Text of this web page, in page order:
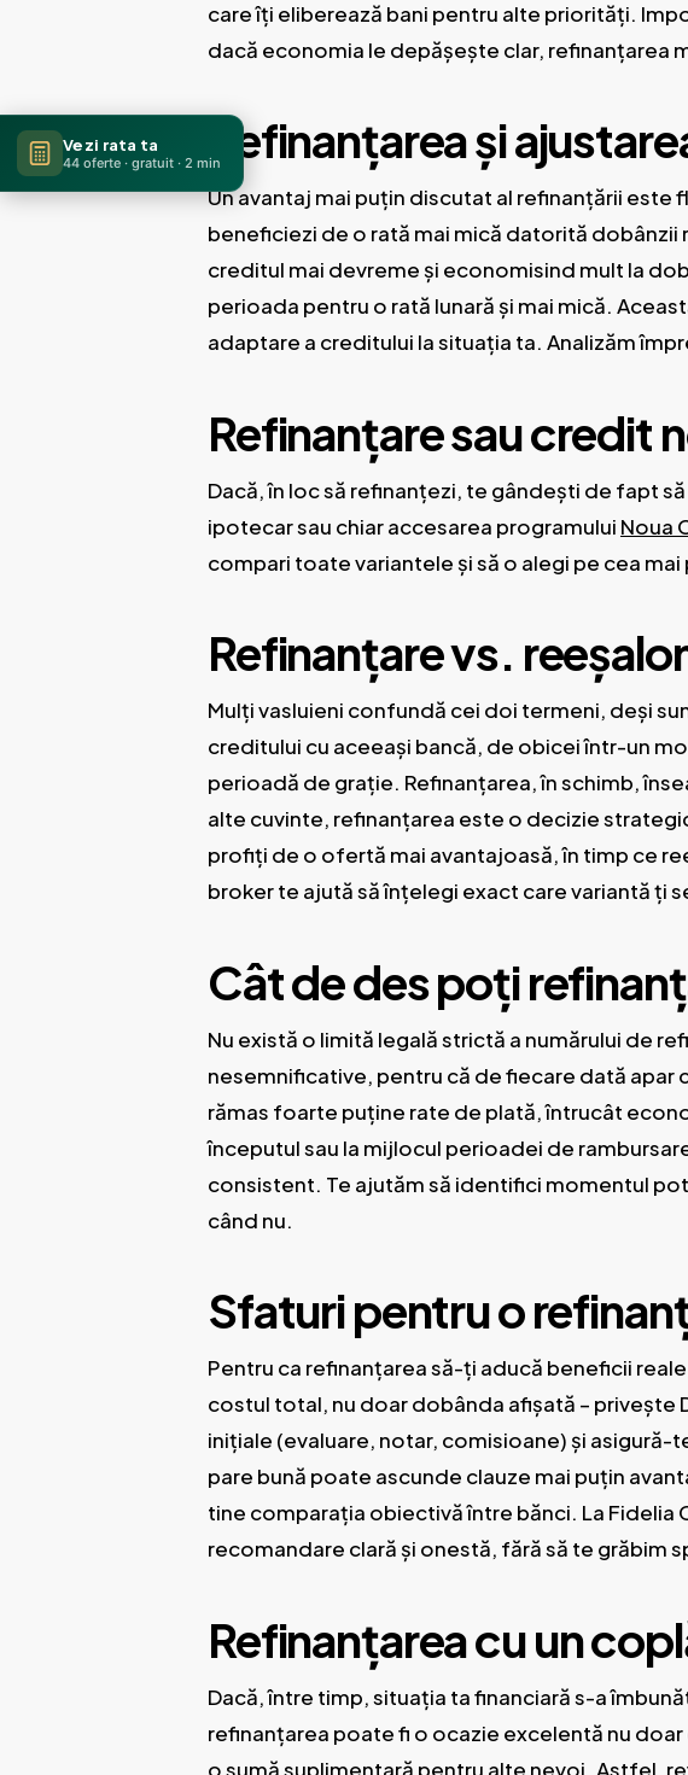
care îți eliberează bani pentru alte priorități.
dacă economia le depășește clar, refinanțarea
Refinanțarea și
Un avantaj mai puțin discutat al refinanțării
beneficiezi de o rată mai mică datorită
creditul mai devreme și economisind mult la
perioada pentru o rată lunară și mai mică.
adaptare a creditului la situația ta. Analizăm
Refinanțare sau credit
Dacă, în loc să refinanțezi, te gândești de fapt
ipotecar sau chiar accesarea programului Noua
compari toate variantele și să o alegi pe cea
Refinanțare vs.
Mulți vasluieni confundă cei doi termeni, deși
creditului cu aceeași bancă, de obicei într-un
perioadă de grație. Refinanțarea, în schimb,
alte cuvinte, refinanțarea este o decizie
profiți de o ofertă mai avantajoasă, în timp ce
broker te ajută să înțelegi exact care variantă ți
Cât de des poți
Nu există o limită legală strictă a numărului de
nesemnificative, pentru că de fiecare dată apar
rămas foarte puține rate de plată, întrucât
începutul sau la mijlocul perioadei de
consistent. Te ajutăm să identifici momentul
când nu.
Sfaturi pentru o
Pentru ca refinanțarea să-ți aducă beneficii
costul total, nu doar dobânda afișată – privește
inițiale (evaluare, notar, comisioane) și
pare bună poate ascunde clauze mai puțin
tine comparația obiectivă între bănci. La
recomandare clară și onestă, fără să te grăbim
Refinanțarea cu un
Dacă, între timp, situația ta financiară s-a
refinanțarea poate fi o ocazie excelentă nu
o sumă suplimentară pentru alte nevoi. Astfel,
Vezi rata ta
44 oferte · gratuit · 2 min